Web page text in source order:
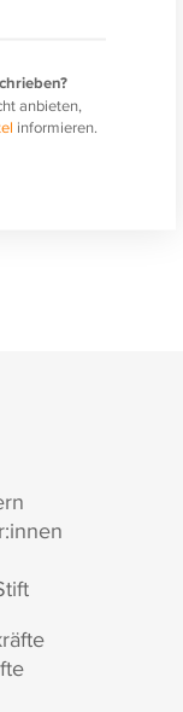
anbieten,
informieren.